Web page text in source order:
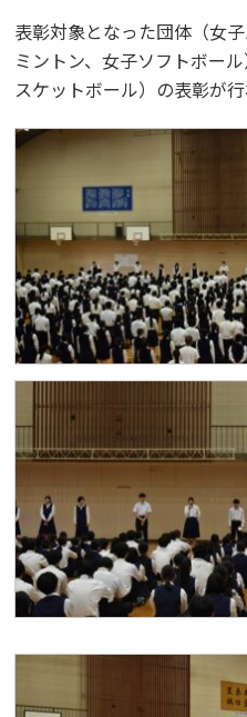
表彰対象となった団体（女
ミントン、女子ソフトボー
スケットボール）の表彰が行